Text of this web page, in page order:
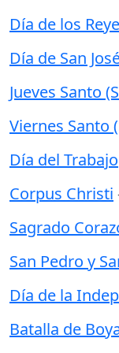
Día de los
Día de San
Jueves Santo
Viernes Santo
Día del Trabajo
Corpus Christi
Sagrado
San Pedro y
Día de la
Batalla de